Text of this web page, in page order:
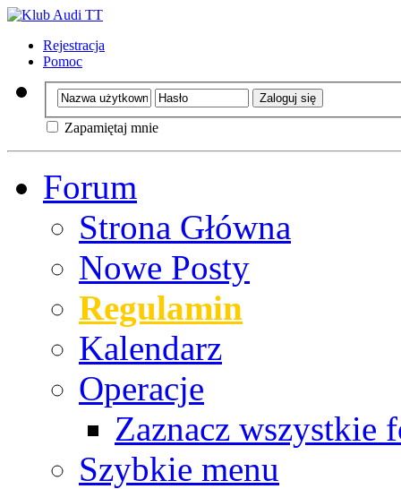
Rejestracja
Pomoc
Zapamiętaj mnie
Forum
Strona Główna
Nowe Posty
Regulamin
Kalendarz
Operacje
Zaznacz wszystkie
Szybkie menu